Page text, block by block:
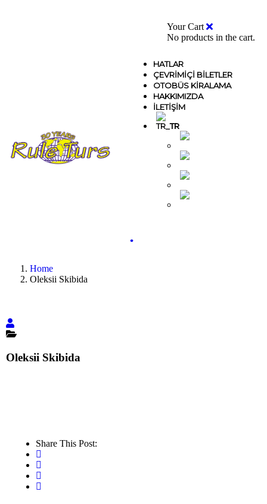
Your Cart
No products in the cart.
HATLAR
ÇEVRIMIÇI BILETLER
OTOBÜS KIRALAMA
HAKKIMIZDA
İLETIŞIM
TR
.
Home
Oleksii Skibida
Oleksii Skibida
Share This Post: